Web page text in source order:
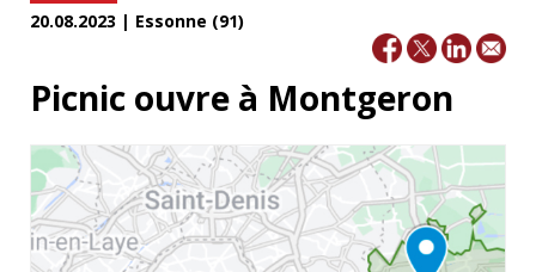
20.08.2023 | Essonne (91)
Picnic ouvre à Montgeron